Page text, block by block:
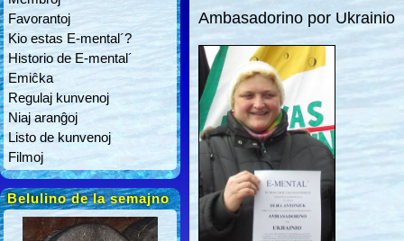
Favorantoj
Kio estas E-mental´?
Historio de E-mental´
Emiĉka
Regulaj kunvenoj
Niaj aranĝoj
Listo de kunvenoj
Filmoj
Belulino de la semajno
Ambasadorino por Ukrainio